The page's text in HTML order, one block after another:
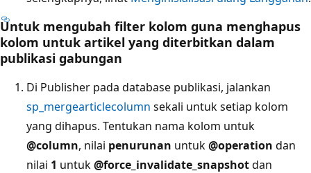
Untuk mengubah filter kolom guna menghapus
kolom untuk artikel yang diterbitkan dalam
publikasi gabungan
Di Publisher pada database publikasi, jalankan
sp_mergearticlecolumn sekali untuk setiap kolom
yang dihapus. Tentukan nama kolom untuk
@column, nilai penurunan untuk@operation dan
nilai 1 untuk@force_invalidate_snapshotdan